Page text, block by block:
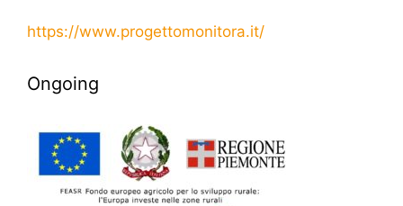
https://www.progettomonitora.it/
Ongoing